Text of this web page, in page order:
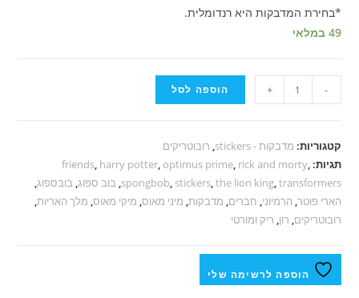
*בחירת המדבקות היא רנדומלית.
49 במלאי
-
+ הוספה לסל
קטגוריות: מדבקות - stickers , רובוטריקים
תגיות:
friends, harry potter, optimus prime, rick and morty,
spongbob, stickers,the lion king,transformers
,בוב ספוג,בובספוג,
הארי פוטר, הרמיוני, חברים, מדבקות, מיני מאוס, מיקי מאוס, מלך האריות,
רובוטריקים, רון, ריק ומורטי
הוספה לרשימה שלי